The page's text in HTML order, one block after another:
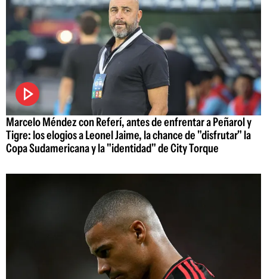
Marcelo Méndez con Referí, antes de enfrentar a Peñarol y
Tigre: los elogios a Leonel Jaime, la chance de "disfrutar" la
Copa Sudamericana y la "identidad" de City Torque